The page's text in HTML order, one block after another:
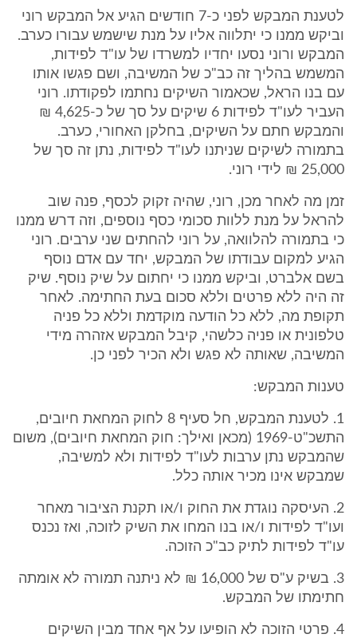
לטענת המבקש לפני כ-7 חודשים הגיע אל המבקש רוני
וביקש ממנו כי יתלווה אליו על מנת שישמש עבורו כערב.
המבקש ורוני נסעו יחדיו למשרדו של עו"ד לפידות,
המשמש בהליך זה כב"כ של המשיבה, ושם פגשו אותו
עם בנו הראל, שכאמור השיקים נחתמו לפקודתו. רוני
העביר לעו"ד לפידות 6 שיקים על סך של כ-4,625 ₪
והמבקש חתם על השיקים, בחלקן האחורי, כערב.
בתמורה לשיקים שניתנו לעו"ד לפידות, נתן זה סך של
25,000 ₪ לידי רוני.
זמן מה לאחר מכן, רוני, שהיה זקוק לכסף, פנה שוב
להראל על מנת ללוות סכומי כסף נוספים, וזה דרש ממנו
כי בתמורה להלוואה, על רוני להחתים שני ערבים. רוני
הגיע למקום עבודתו של המבקש, יחד עם אדם נוסף
בשם אלברט, וביקש ממנו כי יחתום על שיק נוסף. שיק
זה היה ללא פרטים וללא סכום בעת החתימה. לאחר
תקופת מה, ללא כל הודעה מוקדמת וללא כל פניה
טלפונית או פניה כלשהי, קיבל המבקש אזהרה מידי
המשיבה, שאותה לא פגש ולא הכיר לפני כן.
טענות המבקש:
1. לטענת המבקש, חל סעיף 8 לחוק המחאת חיובים,
התשכ"ט-1969 (מכאן ואילך: חוק המחאת חיובים), משום
שהמבקש נתן ערבות לעו"ד לפידות ולא למשיבה,
שמבקש אינו מכיר אותה כלל.
2. העיסקה נוגדת את החוק ו/או תקנת הציבור מאחר
ועו"ד לפידות ו/או בנו המחו את השיק לזוכה, ואז נכנס
עו"ד לפידות לתיק כב"כ הזוכה.
3. בשיק ע"ס של 16,000 ₪ לא ניתנה תמורה לא אומתה
חתימתו של המבקש.
4. פרטי הזוכה לא הופיעו על אף אחד מבין השיקים